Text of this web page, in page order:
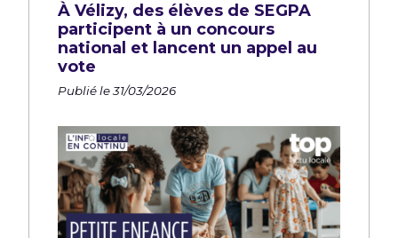
À Vélizy, des élèves de SEGPA
participent à un concours
national et lancent un appel au
vote
Publié le 31/03/2026